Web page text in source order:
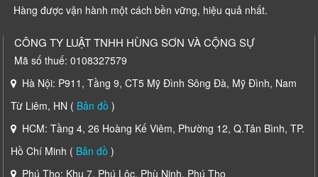
Hàng được vận hành một cách bền vững, hiệu quả nhất.
CÔNG TY LUẬT TNHH HÙNG SƠN VÀ CỘNG SỰ
Mã số thuế: 0108327579
Hà Nội: P911, Tầng 9, CT5 Mỹ Đình Sông Đà, Mỹ Đình, Nam
Từ Liêm, HN ( Bản đồ )
HCM: Tầng 4, 26 Hoàng Kế Viêm, Phường 12, Q.Tân Bình, TP.
Hồ Chí Minh ( Bản đồ )
Phú Thọ: Khu 7, Phú Lộc, Phù Ninh, Phú Thọ